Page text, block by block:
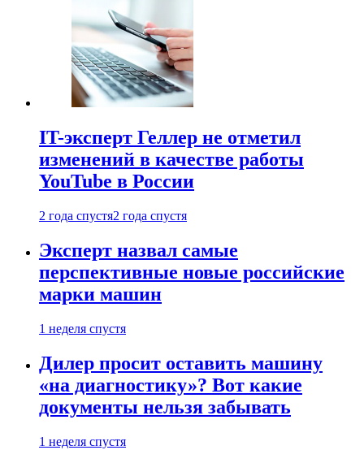
IT-эксперт Геллер не отметил
изменений в качестве работы
YouTube в России
2 года спустя2 года спустя
Эксперт назвал самые
перспективные новые российские
марки машин
1 неделя спустя
Дилер просит оставить машину
«на диагностику»? Вот какие
документы нельзя забывать
1 неделя спустя